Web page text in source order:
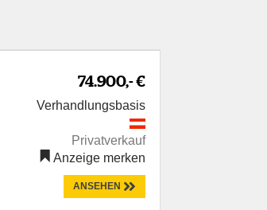
74.900,- €
Verhandlungsbasis
Privatverkauf
Anzeige merken
ANSEHEN